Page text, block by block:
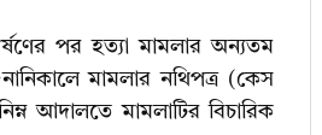
পর হত্যা মামলার অন্যতম
মামলার নথিপত্র (কেস
আদালতে মামলাটির বিচারিক